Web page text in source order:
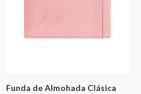
Funda de Almohada Clásica